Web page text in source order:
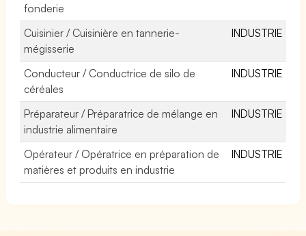
fonderie
Cuisinier / Cuisinière en tannerie-
mégisserie
INDUSTRIE
Conducteur / Conductrice de silo de
céréales
INDUSTRIE
Préparateur / Préparatrice de mélange en
industrie alimentaire
INDUSTRIE
Opérateur / Opératrice en préparation de
matières et produits en industrie
INDUSTRIE